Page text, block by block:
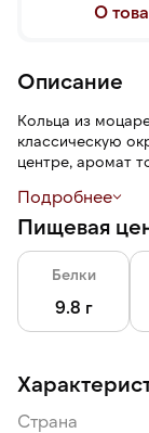
О
Описание
Кольца из
классическую
центре, аромат
солоноватостью
Подробнее
Пищевая
Белки
9.8 г
Страна